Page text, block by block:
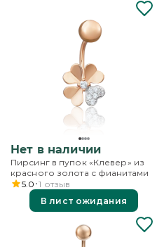
Нет в наличии
Пирсинг в пупок «Клевер» из
красного золота с фианитами
5.0 1 отзыв
В лист ожидания